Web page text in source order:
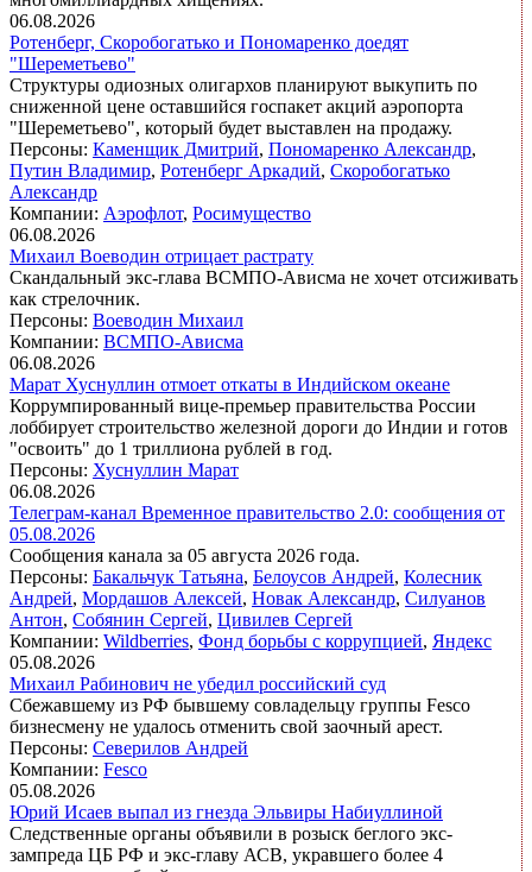
06.08.2026
Ротенберг, Скоробогатько и Пономаренко доедят
"Шереметьево"
Структуры одиозных олигархов планируют выкупить по
сниженной цене оставшийся госпакет акций аэропорта
"Шереметьево", который будет выставлен на продажу.
Персоны: Каменщик Дмитрий, Пономаренко Александр,
Путин Владимир, Ротенберг Аркадий, Скоробогатько
Александр
Компании: Аэрофлот, Росимущество
06.08.2026
Михаил Воеводин отрицает растрату
Скандальный экс-глава ВСМПО-Ависма не хочет отсиживать
как стрелочник.
Персоны: Воеводин Михаил
Компании: ВСМПО-Ависма
06.08.2026
Марат Хуснуллин отмоет откаты в Индийском океане
Коррумпированный вице-премьер правительства России
лоббирует строительство железной дороги до Индии и готов
"освоить" до 1 триллиона рублей в год.
Персоны: Хуснуллин Марат
06.08.2026
Телеграм-канал Временное правительство 2.0: сообщения от
05.08.2026
Сообщения канала за 05 августа 2026 года.
Персоны: Бакальчук Татьяна, Белоусов Андрей, Колесник
Андрей, Мордашов Алексей, Новак Александр, Силуанов
Антон, Собянин Сергей, Цивилев Сергей
Компании: Wildberries, Фонд борьбы с коррупцией, Яндекс
05.08.2026
Михаил Рабинович не убедил российский суд
Сбежавшему из РФ бывшему совладельцу группы Fesco
бизнесмену не удалось отменить свой заочный арест.
Персоны: Северилов Андрей
Компании: Fesco
05.08.2026
Юрий Исаев выпал из гнезда Эльвиры Набиуллиной
Следственные органы объявили в розыск беглого экс-
зампреда ЦБ РФ и экс-главу АСВ, укравшего более 4